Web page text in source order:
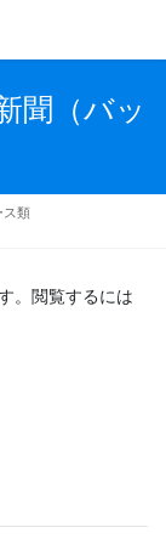
聞（バッ
ス類
。閲覧するには